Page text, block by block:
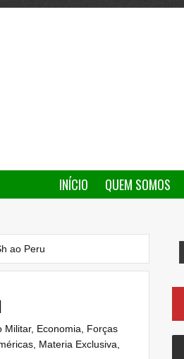
INÍCIO QUEM SOMOS
ao Peru
Militar, Economia
Forças
Materia Exclusiva